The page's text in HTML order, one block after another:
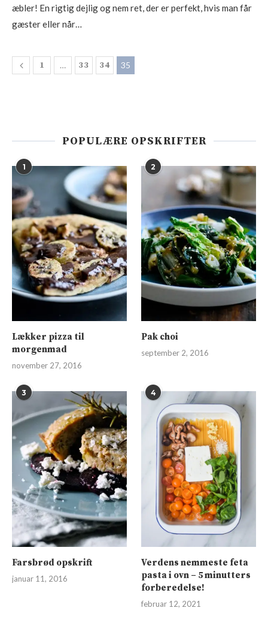
æbler! En rigtig dejlig og nem ret, der er perfekt, hvis man får
gæster eller når…
1 … 33 34 35
POPULÆRE OPSKRIFTER
1
Lækker pizza til
morgenmad
november 27, 2016
2
Pak choi
september 2, 2016
3
Farsbrød opskrift
januar 11, 2016
4
Verdens nemmeste feta
pasta i ovn – 5 minutters
forberedelse!
februar 12, 2021